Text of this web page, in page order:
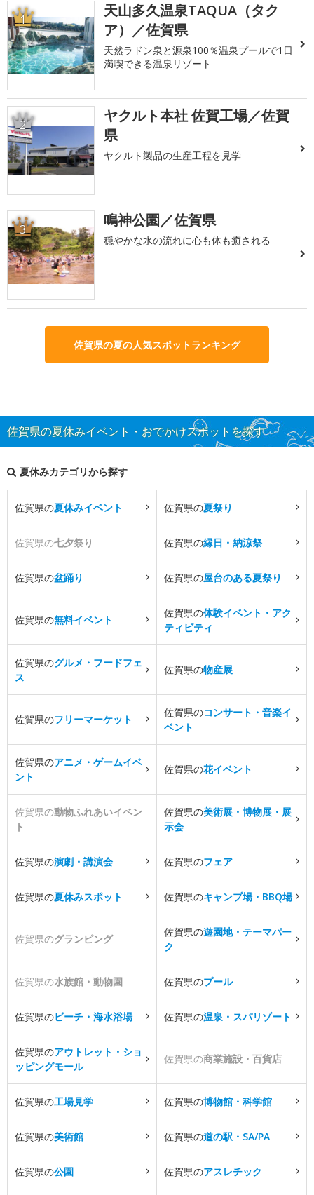
1
天山多久温泉TAQUA（タク
ア）／佐賀県
天然ラドン泉と源泉100％温泉プールで1日
満喫できる温泉リゾート
2
ヤクルト本社 佐賀工場／佐賀
県
ヤクルト製品の生産工程を見学
3 鳴神公園／佐賀県
穏やかな水の流れに心も体も癒される
佐賀県の夏の人気スポットランキング
佐賀県の夏休みイベント・おでかけスポットを探す
夏休みカテゴリから探す
佐賀県の夏休みイベント 佐賀県の夏祭り
佐賀県の七夕祭り 佐賀県の縁日・納涼祭
佐賀県の盆踊り 佐賀県の屋台のある夏祭り
佐賀県の無料イベント
佐賀県の体験イベント・アク
ティビティ
佐賀県のグルメ・フードフェ
ス
佐賀県の物産展
佐賀県のフリーマーケット
佐賀県のコンサート・音楽イ
ベント
佐賀県のアニメ・ゲームイベ
ント
佐賀県の花イベント
佐賀県の動物ふれあいイベン
ト
佐賀県の美術展・博物展・展
示会
佐賀県の演劇・講演会 佐賀県のフェア
佐賀県の夏休みスポット 佐賀県のキャンプ場・BBQ場
佐賀県のグランピング
佐賀県の遊園地・テーマパー
ク
佐賀県の水族館・動物園 佐賀県のプール
佐賀県のビーチ・海水浴場 佐賀県の温泉・スパリゾート
佐賀県のアウトレット・ショ
ッピングモール
佐賀県の商業施設・百貨店
佐賀県の工場見学 佐賀県の博物館・科学館
佐賀県の美術館 佐賀県の道の駅・SA/PA
佐賀県の公園 佐賀県のアスレチック